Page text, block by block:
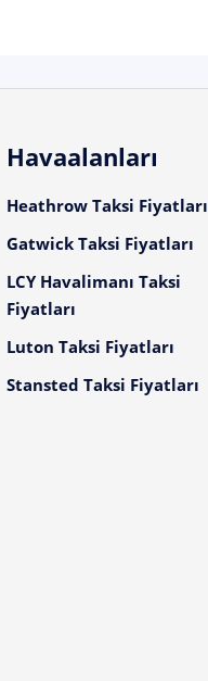
Havaalanları
Heathrow Taksi Fiyatları
Gatwick Taksi Fiyatları
LCY Havalimanı Taksi
Fiyatları
Luton Taksi Fiyatları
Stansted Taksi Fiyatları